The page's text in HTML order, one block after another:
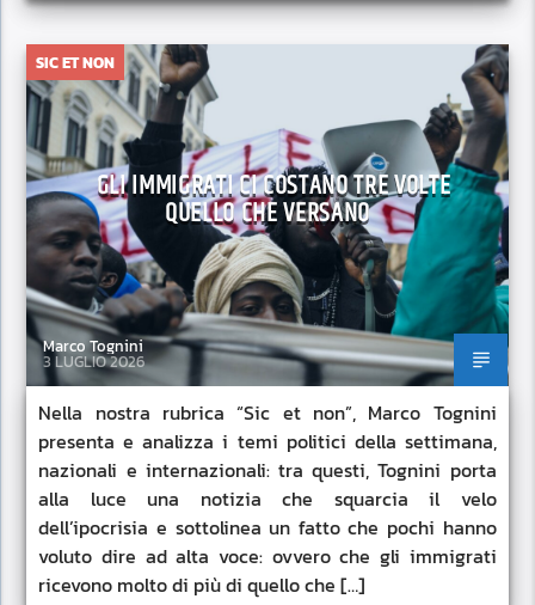
SIC ET NON
GLI IMMIGRATI CI COSTANO TRE VOLTE
QUELLO CHE VERSANO
Marco Tognini
3 LUGLIO 2026
Nella nostra rubrica “Sic et non”, Marco Tognini
presenta e analizza i temi politici della settimana,
nazionali e internazionali: tra questi, Tognini porta
alla luce una notizia che squarcia il velo
dell’ipocrisia e sottolinea un fatto che pochi hanno
voluto dire ad alta voce: ovvero che gli immigrati
ricevono molto di più di quello che […]